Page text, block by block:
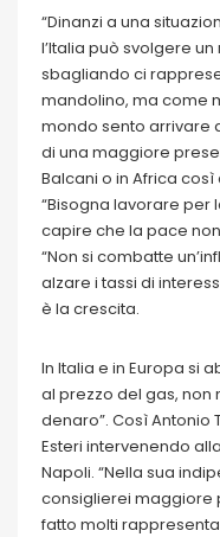
“Dinanzi a una
l’Italia può svolgere
sbagliando ci
mandolino, ma come
mondo sento arrivare
di una maggiore
Balcani o in Africa così
“Bisogna lavorare
capire che la pace
“Non si combatte
alzare i tassi di
è la crescita.
In Italia e in Europa si
al prezzo del gas, non
denaro”. Così Antonio
Esteri intervenendo
Napoli. “Nella sua
consiglierei maggiore
fatto molti